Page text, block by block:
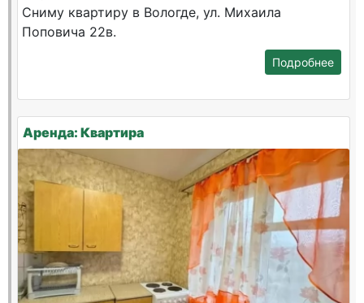
Сниму квартиру в Вологде, ул. Михаила
Поповича 22в.
Подробнее
Аренда: Квартира